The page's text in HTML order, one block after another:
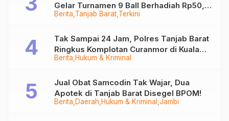
Berita Tanjab Barat Terkini
Gelar Turnamen 9 Ball Berhadiah Rp50,8
Juta
Berita Hukum & Kriminal
Tak Sampai 24 Jam, Polres Tanjab Barat
Ringkus Komplotan Curanmor di Kuala
Tungkal
Berita Daerah Hukum & Kriminal Jambi
Jual Obat Samcodin Tak Wajar, Dua
Apotek di Tanjab Barat Disegel BPOM!